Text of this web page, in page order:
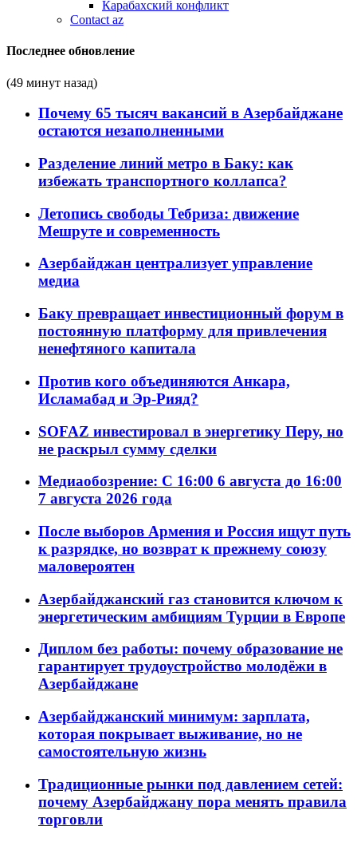
Карабахский конфликт
Contact az
Последнее обновление
(49 минут назад)
Почему 65 тысяч вакансий в Азербайджане
остаются незаполненными
Разделение линий метро в Баку: как
избежать транспортного коллапса?
Летопись свободы Тебриза: движение
Мешруте и современность
Азербайджан централизует управление
медиа
Баку превращает инвестиционный форум в
постоянную платформу для привлечения
ненефтяного капитала
Против кого объединяются Анкара,
Исламабад и Эр-Рияд?
SOFAZ инвестировал в энергетику Перу, но
не раскрыл сумму сделки
Медиаобозрение: С 16:00 6 августа до 16:00
7 августа 2026 года
После выборов Армения и Россия ищут путь
к разрядке, но возврат к прежнему союзу
маловероятен
Азербайджанский газ становится ключом к
энергетическим амбициям Турции в Европе
Диплом без работы: почему образование не
гарантирует трудоустройство молодёжи в
Азербайджане
Азербайджанский минимум: зарплата,
которая покрывает выживание, но не
самостоятельную жизнь
Традиционные рынки под давлением сетей:
почему Азербайджану пора менять правила
торговли